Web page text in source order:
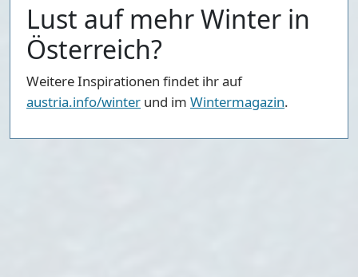
Lust auf mehr Winter in
Österreich?
Weitere Inspirationen findet ihr auf
austria.info/winter und im Wintermagazin.